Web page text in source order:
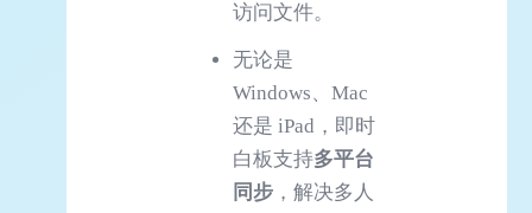
访问文件。
无论是
Windows、Mac
还是 iPad，即时
白板支持多平台
同步 ，解决多人